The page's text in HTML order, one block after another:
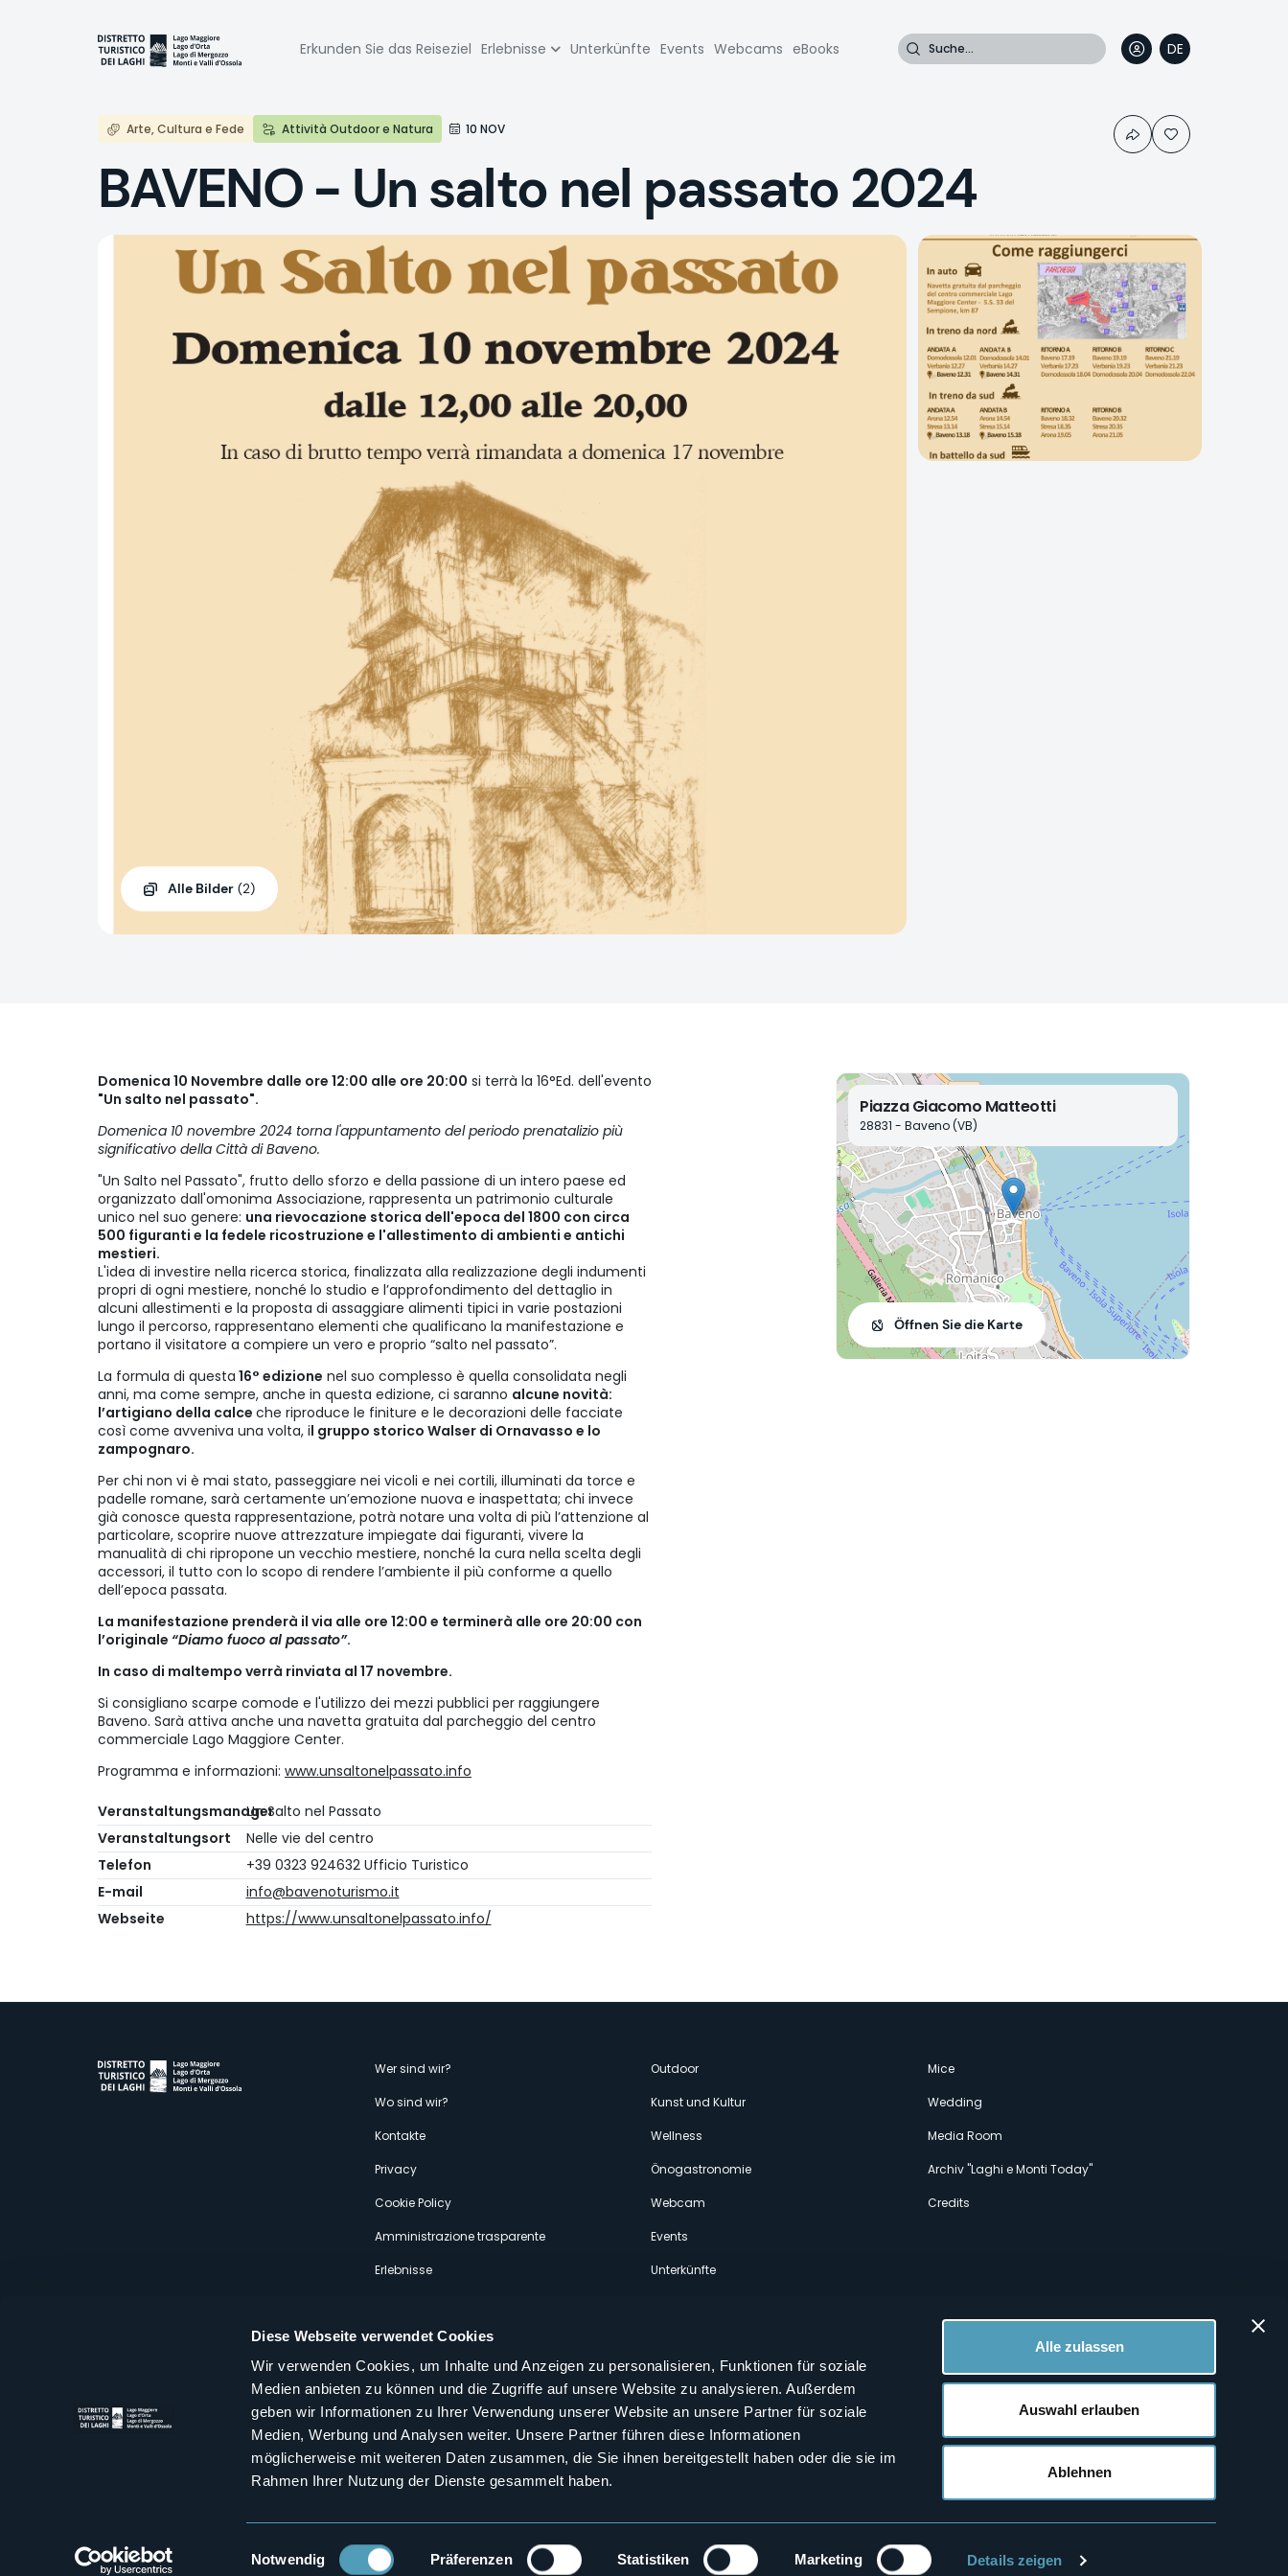
Diese Webseite verwendet Cookies
Wir verwenden Cookies, um Inhalte und Anzeigen zu personalisieren, Funktionen für soziale
Medien anbieten zu können und die Zugriffe auf unsere Website zu analysieren. Außerdem
geben wir Informationen zu Ihrer Verwendung unserer Website an unsere Partner für soziale
Medien, Werbung und Analysen weiter. Unsere Partner führen diese Informationen
möglicherweise mit weiteren Daten zusammen, die Sie ihnen bereitgestellt haben oder die sie im
Rahmen Ihrer Nutzung der Dienste gesammelt haben.
Einwilligungsauswahl
Notwendig Präferenzen Statistiken Marketing Details zeigen
Alle zulassen
Auswahl erlauben
Ablehnen
Navigazione
principale
Erkunden Sie das Reiseziel Erlebnisse Unterkünfte Events Webcams eBooks Suche
DE
IT
EN
FR
Arte, Cultura e Fede Attività Outdoor e Natura 10 NOV
BAVENO - Un salto nel passato 2024
Alle Bilder (2)
Domenica 10 Novembre dalle ore 12:00 alle ore 20:00 si terrà la 16°Ed. dell'evento
"Un salto nel passato".
Domenica 10 novembre 2024 torna l'appuntamento del periodo prenatalizio più
significativo della Città di Baveno.
"Un Salto nel Passato", frutto dello sforzo e della passione di un intero paese ed
organizzato dall'omonima Associazione, rappresenta un patrimonio culturale
unico nel suo genere: una rievocazione storica dell'epoca del 1800 con circa
500 figuranti e la fedele ricostruzione e l'allestimento di ambienti e antichi
mestieri.
L'idea di investire nella ricerca storica, finalizzata alla realizzazione degli indumenti
propri di ogni mestiere, nonché lo studio e l’approfondimento del dettaglio in
alcuni allestimenti e la proposta di assaggiare alimenti tipici in varie postazioni
lungo il percorso, rappresentano elementi che qualificano la manifestazione e
portano il visitatore a compiere un vero e proprio “salto nel passato”.
La formula di questa 16° edizione nel suo complesso è quella consolidata negli
anni, ma come sempre, anche in questa edizione, ci saranno alcune novità:
l’artigiano della calce che riproduce le finiture e le decorazioni delle facciate
così come avveniva una volta, il gruppo storico Walser di Ornavasso e lo
zampognaro.
Per chi non vi è mai stato, passeggiare nei vicoli e nei cortili, illuminati da torce e
padelle romane, sarà certamente un’emozione nuova e inaspettata; chi invece
già conosce questa rappresentazione, potrà notare una volta di più l’attenzione al
particolare, scoprire nuove attrezzature impiegate dai figuranti, vivere la
manualità di chi ripropone un vecchio mestiere, nonché la cura nella scelta degli
accessori, il tutto con lo scopo di rendere l’ambiente il più conforme a quello
dell’epoca passata.
La manifestazione prenderà il via alle ore 12:00 e terminerà alle ore 20:00 con
l’originale “Diamo fuoco al passato”.
In caso di maltempo verrà rinviata al 17 novembre.
Si consigliano scarpe comode e l'utilizzo dei mezzi pubblici per raggiungere
Baveno. Sarà attiva anche una navetta gratuita dal parcheggio del centro
commerciale Lago Maggiore Center.
Programma e informazioni: www.unsaltonelpassato.info
VeranstaltungsmanagerUn Salto nel Passato
Veranstaltungsort
Nelle vie del centro
Telefon
+39 0323 924632 Ufficio Turistico
E-mail
info@bavenoturismo.it
Webseite
https://www.unsaltonelpassato.info/
Piazza Giacomo Matteotti
28831 - Baveno (VB)
Öffnen Sie die Karte
Menù
secondario
Wer sind wir?
Wo sind wir?
Kontakte
Privacy
Cookie Policy
Amministrazione trasparente
Erlebnisse
Outdoor
Kunst und Kultur
Wellness
Önogastronomie
Webcam
Events
Unterkünfte
Mice
Wedding
Media Room
Archiv "Laghi e Monti Today"
Credits
Distretto Turistico dei Laghi Scrl
Sede legale e operativa: Corso Italia 26 - 28838 Stresa VB - Italy
infoturismo@distrettolaghi.itedistrettolaghi@legalmail.it
Folgen Sie uns auf unseren sozialen Profilen